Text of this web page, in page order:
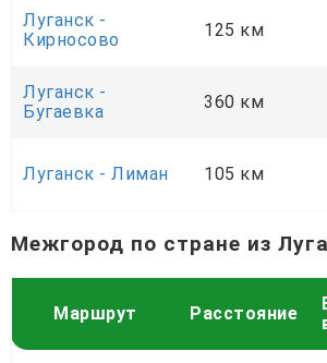
Луганск -
Кирносово
125 км
Луганск -
Бугаевка
360 км
Луганск - Лиман 105 км
Межгород по стране из
Маршрут Расстояние